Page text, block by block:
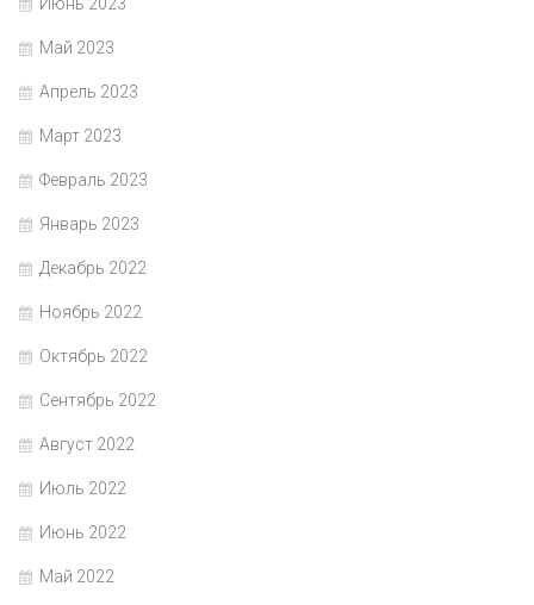
Июнь 2023
Май 2023
Апрель 2023
Март 2023
Февраль 2023
Январь 2023
Декабрь 2022
Ноябрь 2022
Октябрь 2022
Сентябрь 2022
Август 2022
Июль 2022
Июнь 2022
Май 2022